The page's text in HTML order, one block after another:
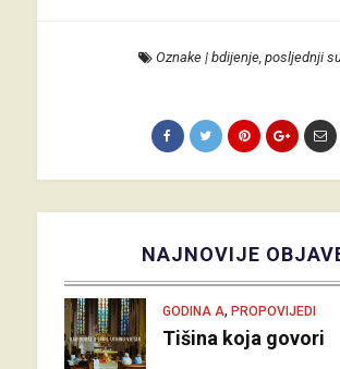
Oznake| bdijenje, posljednji
NAJNOVIJE
GODINA A, PROPOVIJEDI
Tišina koja govori